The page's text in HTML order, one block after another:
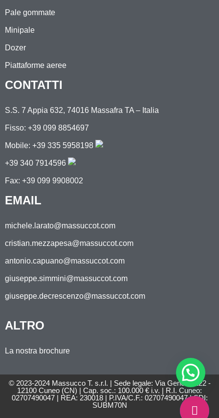
Pale gommate
Minipale
Dozer
Piattaforme aeree
CONTATTI
S.S. 7 Appia 632, 74016 Massafra TA – Italia
Fisso: +39 099 8854697
Mobile: +39 335 5958198
+39 340 7914596
Fax: +39 099 9908002
EMAIL
michele.larato@massuccot.com
cristian.mezzapesa@massuccot.com
antonio.capuano@massuccot.com
giuseppe.simmini@massuccot.com
giuseppe.decrescenzo@massuccot.com
ALTRO
La nostra brochure
© 2023-2024 Massucco T. s.r.l. | Sede legale: Via Genova 122 -
12100 Cuneo (CN) | Cap. soc.: 100.000 € i.v. | R.I. Cuneo:
02707490047 | REA: 230018 | P.IVA/C.F.: 02707490047 | SDI:
SUBM70N